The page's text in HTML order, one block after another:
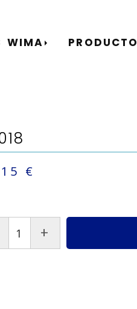
WIMA
€
+